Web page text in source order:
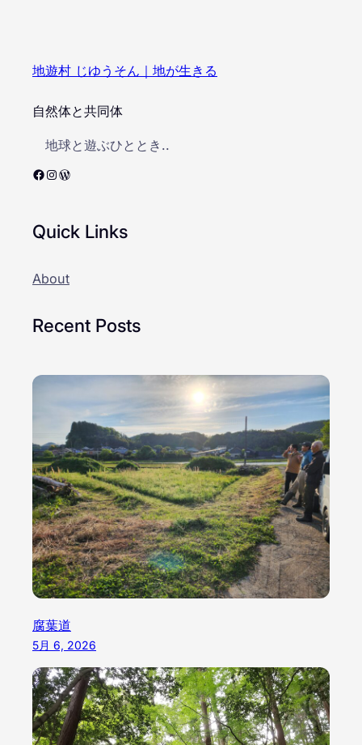
地遊村 じゆうそん｜地が生きる
自然体と共同体
地球と遊ぶひととき..
Facebook Instagram WordPress
Quick Links
About
Recent Posts
腐葉道
5月 6, 2026